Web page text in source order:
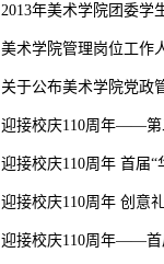
2013年美术学院团委学
美术学院管理岗位工作
关于公布美术学院党政
迎接校庆110周年——第
迎接校庆110周年 首届
迎接校庆110周年 创意
迎接校庆110周年——首